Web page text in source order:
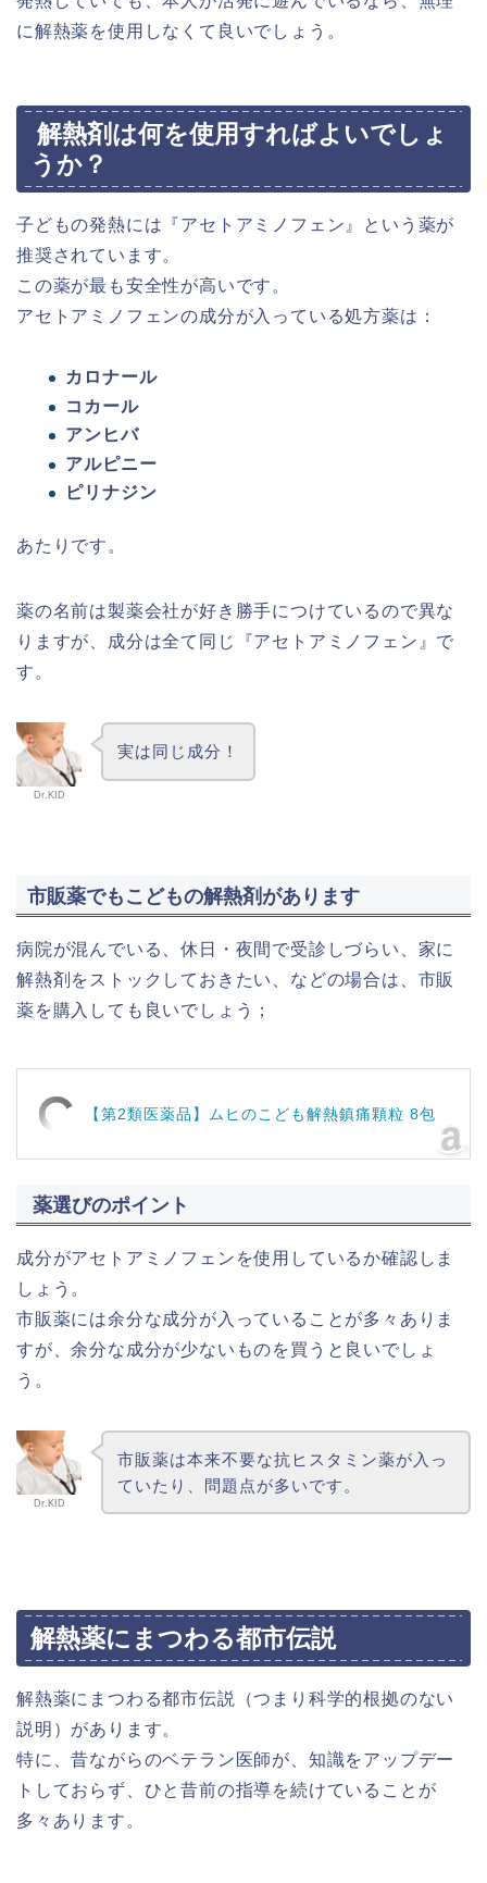
に解熱薬を使用しなくて良いでしょう。
解熱剤は何を使用すればよいでしょ
うか？
子どもの発熱には『アセトアミノフェン』という薬が
推奨されています。
この薬が最も安全性が高いです。
アセトアミノフェンの成分が入っている処方薬は：
カロナール
コカール
アンヒバ
アルピニー
ピリナジン
あたりです。
薬の名前は製薬会社が好き勝手につけているので異な
りますが、成分は全て同じ『アセトアミノフェン』で
す。
Dr.KID
実は同じ成分！
市販薬でもこどもの解熱剤があります
病院が混んでいる、休日・夜間で受診しづらい、家に
解熱剤をストックしておきたい、などの場合は、市販
薬を購入しても良いでしょう；
【第2類医薬品】ムヒのこども解熱鎮痛顆粒 8包
薬選びのポイント
成分がアセトアミノフェンを使用しているか確認しま
しょう。
市販薬には余分な成分が入っていることが多々ありま
すが、余分な成分が少ないものを買うと良いでしょ
う。
Dr.KID
市販薬は本来不要な抗ヒスタミン薬が入っ
ていたり、問題点が多いです。
解熱薬にまつわる都市伝説
解熱薬にまつわる都市伝説（つまり科学的根拠のない
説明）があります。
特に、昔ながらのベテラン医師が、知識をアップデー
トしておらず、ひと昔前の指導を続けていることが
多々あります。